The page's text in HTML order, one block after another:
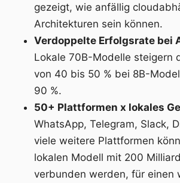
gezeigt, wie anfällig
Architekturen sein können.
Verdoppelte Erfolgsrate bei
Lokale 70B-Modelle steigern
von 40 bis 50 % bei 8B-
90 %.
50+ Plattformen x lokales
WhatsApp, Telegram, Slack,
viele weitere Plattformen
lokalen Modell mit 200
verbunden werden, für einen